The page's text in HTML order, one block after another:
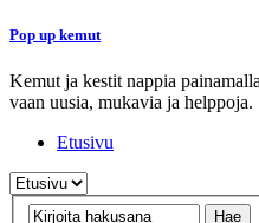
Pop up kemut
Kemut ja kestit nappia
vaan uusia, mukavia ja helppoja.
Etusivu